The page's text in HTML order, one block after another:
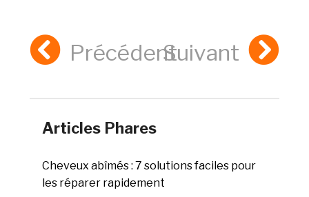
PrécédentSuivant
Articles Phares
Cheveux abîmés : 7 solutions faciles pour
les réparer rapidement